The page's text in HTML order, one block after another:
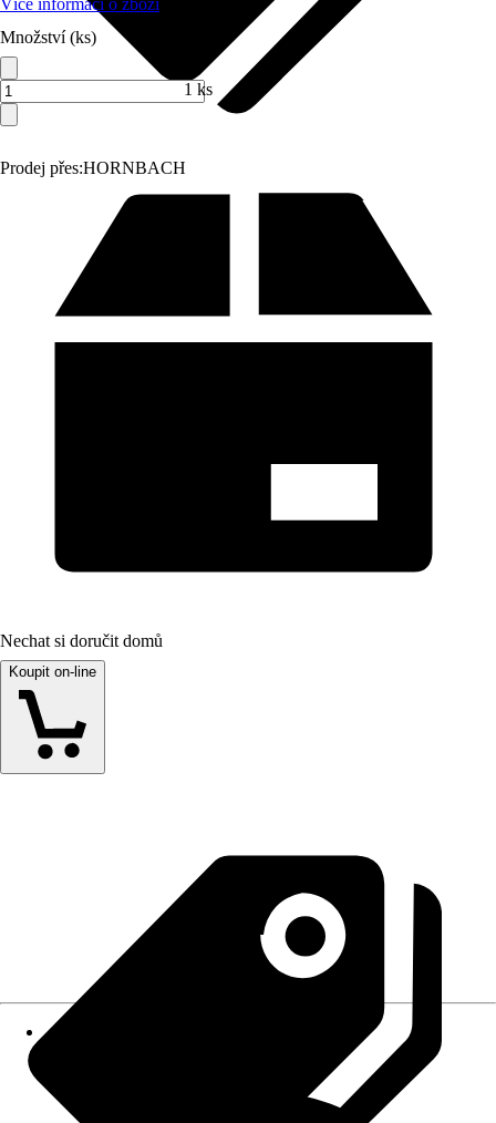
Prodej přes:HORNBACH
Více informací o zboží
Množství (ks)
1 ks
Nechat si doručit domů
Koupit on-line